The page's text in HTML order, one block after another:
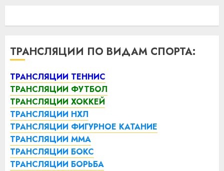
ТРАНСЛЯЦИИ ПО ВИДАМ СПОРТА:
ТРАНСЛЯЦИИ ТЕННИС
ТРАНСЛЯЦИИ ФУТБОЛ
ТРАНСЛЯЦИИ ХОККЕЙ
ТРАНСЛЯЦИИ НХЛ
ТРАНСЛЯЦИИ ФИГУРНОЕ КАТАНИЕ
ТРАНСЛЯЦИИ ММА
ТРАНСЛЯЦИИ БОКС
ТРАНСЛЯЦИИ БОРЬБА